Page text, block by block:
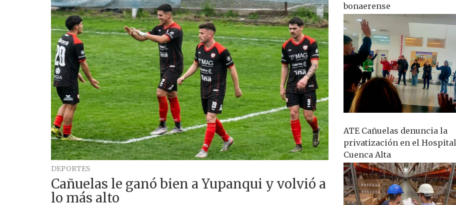
DEPORTES
Cañuelas le ganó bien a Yupanqui y volvió a
lo más alto
bonaerense
ATE Cañuelas denuncia la
privatización en el Hospital
Cuenca Alta